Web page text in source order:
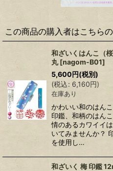
この商品の購入者はこちら
和ざいくはんこ（
丸 [nagom-B01]
5,600円(税別)
(税込: 6,160円)
在庫あり
かわいい和のはん
印鑑、和柄のはん
情のあるカワイイ
いてみませんか？
を使用し…
和ざいく 梅 印鑑